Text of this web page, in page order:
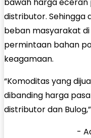
distributor. Sehingga
beban masyarakat
permintaan bahan
keagamaan.
“Komoditas yang
dibanding harga
distributor dan
-